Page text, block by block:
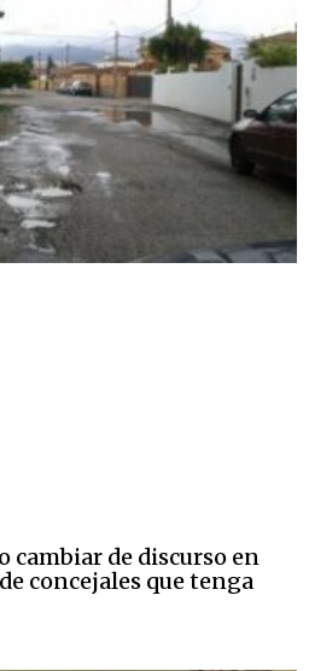
cambiar de discurso en
concejales que tenga